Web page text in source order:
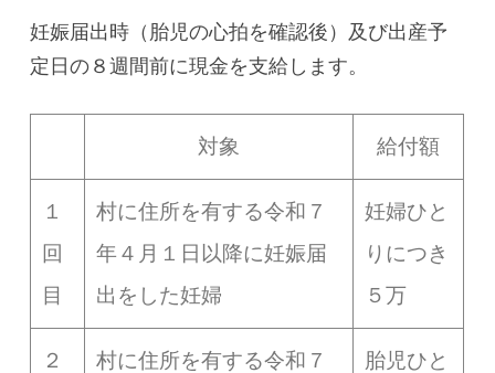
妊娠届出時（胎児の心拍を確認後）及び出産予
定日の８週間前に現金を支給します。
対象 給付額
１
回
目
村に住所を有する令和７
年４月１日以降に妊娠届
出をした妊婦
妊婦ひと
りにつき
５万
２
村に住所を有する令和７
胎児ひと